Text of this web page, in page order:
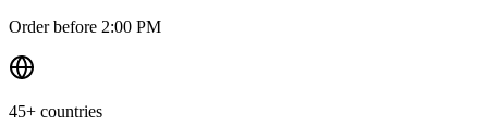
Order before 2:00 PM
45+ countries